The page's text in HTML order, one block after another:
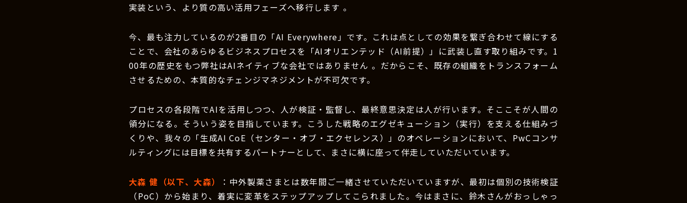
実装という、より質の高い活用フェーズへ移行します 。
今、最も注力しているのが2番目の「AI Everywhere」です。これは点としての効果を繋ぎ合わせて線にする
ことで、会社のあらゆるビジネスプロセスを「AIオリエンテッド（AI前提）」に武装し直す取り組みです。1
00年の歴史をもつ弊社はAIネイティブな会社ではありません 。だからこそ、既存の組織をトランスフォーム
させるための、本質的なチェンジマネジメントが不可欠です。
プロセスの各段階でAIを活用しつつ、人が検証・監督し、最終意思決定は人が行います。そここそが人間の
領分になる。そういう姿を目指しています。こうした戦略のエグゼキューション（実行）を支える仕組みづ
くりや、我々の「生成AI CoE（センター・オブ・エクセレンス）」のオペレーションにおいて、PwCコンサ
ルティングには目標を共有するパートナーとして、まさに横に座って伴走していただいています。
大森 健（以下、大森）
：中外製薬さまとは数年間ご一緒させていただいていますが、最初は個別の技術検証
（PoC）から始まり、着実に変革をステップアップしてこられました。今はまさに、鈴木さんがおっしゃっ